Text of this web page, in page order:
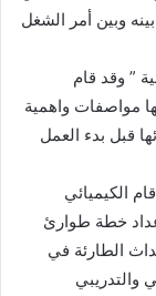
وبين أمر الشغل
” وقد قام
مواصفات واهمية
قبل بدء العمل
الكيميائي
خطة طوارئ
الطارئة في
والتدريبي